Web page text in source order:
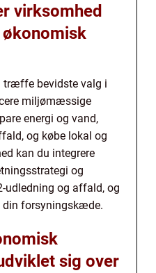
virksomhed
træffe bevidste valg i
miljømæssige
energi og vand,
og købe lokal og
kan du integrere
og
udledning og affald, og
din forsyningskæde.
sig over